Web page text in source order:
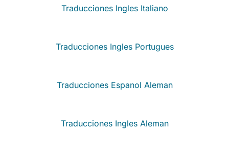
Traducciones Ingles Italiano
Traducciones Ingles Portugues
Traducciones Espanol Aleman
Traducciones Ingles Aleman